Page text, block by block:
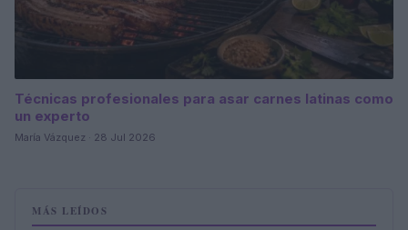
Técnicas profesionales para asar carnes latinas como
un experto
María Vázquez · 28 Jul 2026
MÁS LEÍDOS